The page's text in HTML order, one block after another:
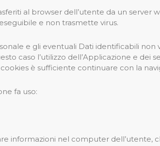
al browser dell’utente da un
e non trasmette virus.
e gli eventuali Dati identificabili non
caso l’utilizzo dell’Applicazione e
è sufficiente continuare con la
fa uso:
informazioni nel computer dell’utente,